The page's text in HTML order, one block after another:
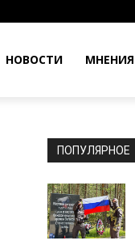
НОВОСТИ МНЕНИЯ
ПОПУЛЯРНОЕ